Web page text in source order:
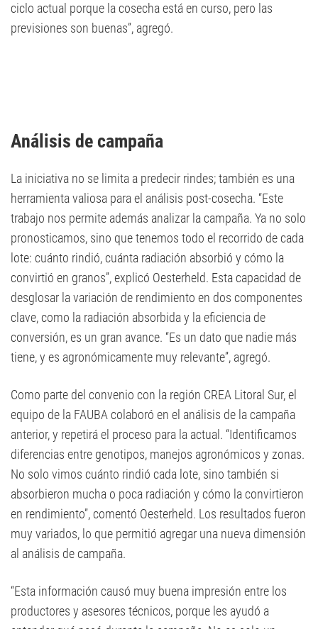
ciclo actual porque la cosecha está en curso, pero las
previsiones son buenas”, agregó.
Análisis de campaña
La iniciativa no se limita a predecir rindes; también es una
herramienta valiosa para el análisis post-cosecha. “Este
trabajo nos permite además analizar la campaña. Ya no solo
pronosticamos, sino que tenemos todo el recorrido de cada
lote: cuánto rindió, cuánta radiación absorbió y cómo la
convirtió en granos”, explicó Oesterheld. Esta capacidad de
desglosar la variación de rendimiento en dos componentes
clave, como la radiación absorbida y la eficiencia de
conversión, es un gran avance. “Es un dato que nadie más
tiene, y es agronómicamente muy relevante”, agregó.
Como parte del convenio con la región CREA Litoral Sur, el
equipo de la FAUBA colaboró en el análisis de la campaña
anterior, y repetirá el proceso para la actual. “Identificamos
diferencias entre genotipos, manejos agronómicos y zonas.
No solo vimos cuánto rindió cada lote, sino también si
absorbieron mucha o poca radiación y cómo la convirtieron
en rendimiento”, comentó Oesterheld. Los resultados fueron
muy variados, lo que permitió agregar una nueva dimensión
al análisis de campaña.
“Esta información causó muy buena impresión entre los
productores y asesores técnicos, porque les ayudó a